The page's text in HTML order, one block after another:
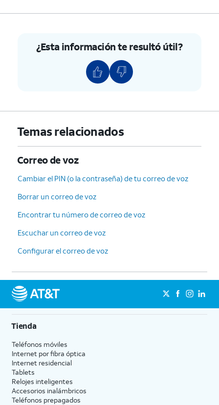
escuchar tu
mensajes.
5:Información del sobre
(Escuche la fecha, la hora y
el número de quien llama).
mensaje.
opciones repetidas).
¿Esta información te resultó útil?
Temas relacionados
Correo de voz
Cambiar el PIN (o la contraseña) de tu correo de voz
Borrar un correo de voz
Encontrar tu número de correo de voz
Escuchar un correo de voz
Configurar el correo de voz
Tienda
Teléfonos móviles
Internet por fibra óptica
Internet residencial
Tablets
Relojes inteligentes
Accesorios inalámbricos
Teléfonos prepagados